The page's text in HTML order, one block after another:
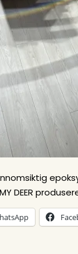
DEER